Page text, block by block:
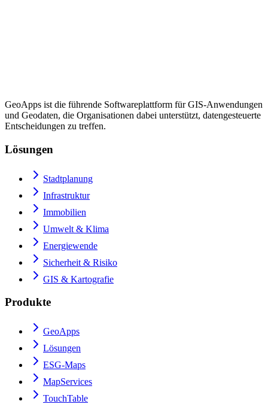
GeoApps ist die führende Softwareplattform für GIS-Anwendungen
und Geodaten, die Organisationen dabei unterstützt, datengesteuerte
Entscheidungen zu treffen.
Lösungen
Stadtplanung
Infrastruktur
Immobilien
Umwelt & Klima
Energiewende
Sicherheit & Risiko
GIS & Kartografie
Produkte
GeoApps
Lösungen
ESG-Maps
MapServices
TouchTable